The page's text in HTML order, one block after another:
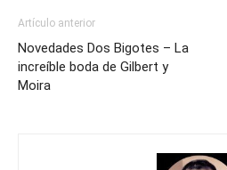
Artículo anterior
Novedades Dos Bigotes – La
increíble boda de Gilbert y
Moira